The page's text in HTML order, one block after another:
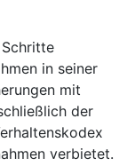
in seiner
mit
der
verbietet.